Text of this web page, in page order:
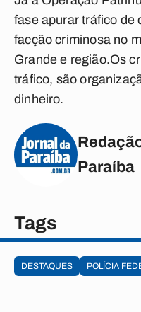
fase apurar tráfico de
facção criminosa no
Grande e região.Os
tráfico, são
dinheiro.
Paraíba
Tags
DESTAQUES POLÍCIA